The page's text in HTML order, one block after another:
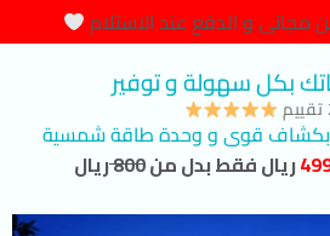
و الدفع عند الاستلام
بكل سهولة و توفير
بكشاف قوى و وحدة طاقة شمسية
ريال فقط بدل من800ريال